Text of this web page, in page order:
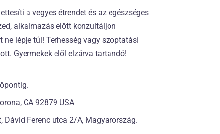
a vegyes étrendet és az egészséges
alkalmazás előtt konzultáljon
lépje túl! Terhesség vagy szoptatási
Gyermekek elől elzárva tartandó!
CA 92879 USA
Dávid Ferenc utca 2/A, Magyarország.